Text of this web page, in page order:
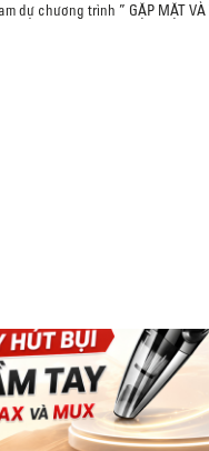
chương trình ” GẶP MẶT VÀ